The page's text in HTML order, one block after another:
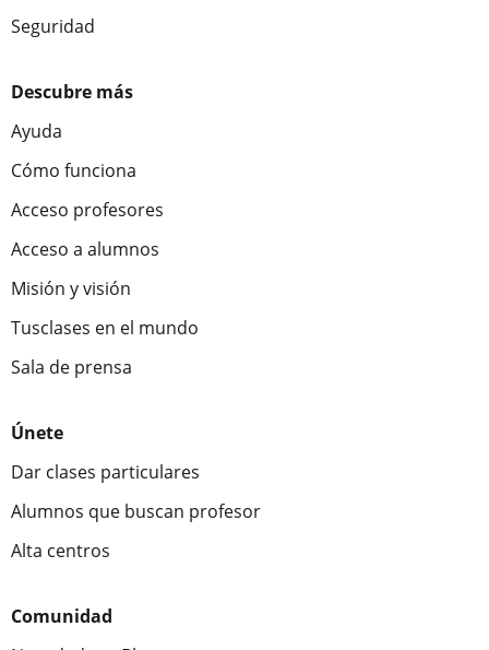
Seguridad
Descubre más
Ayuda
Cómo funciona
Acceso profesores
Acceso a alumnos
Misión y visión
Tusclases en el mundo
Sala de prensa
Únete
Dar clases particulares
Alumnos que buscan profesor
Alta centros
Comunidad